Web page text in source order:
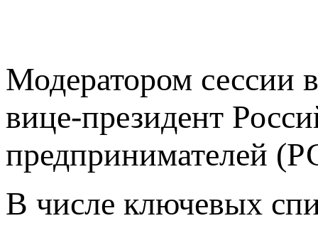
Модератором сессии
вице-президент
предпринимателей
В числе ключевых